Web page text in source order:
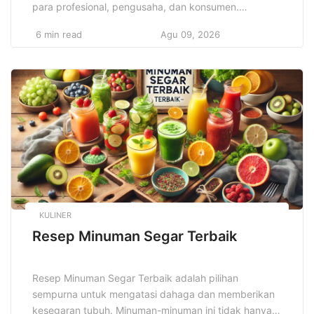
para profesional, pengusaha, dan konsumen.
blockchain, diprediksi akan membawa perubahan
kehidupan sehari-hari. Potensi revolusi digital ini
menawarkan peluang tak terbatas, namun juga
tantangan baru yang harus […]
6 min read Agu 09, 2026
KULINER
Resep Minuman Segar Terbaik
Resep Minuman Segar Terbaik adalah pilihan
sempurna untuk mengatasi dahaga dan memberikan
kesegaran tubuh. Minuman-minuman ini tidak hanya